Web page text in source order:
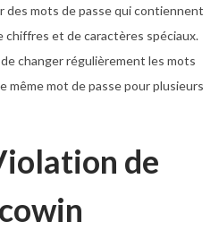
mots de passe qui contiennent
chiffres et de caractères spéciaux.
changer régulièrement les mots
même mot de passe pour plusieurs
de